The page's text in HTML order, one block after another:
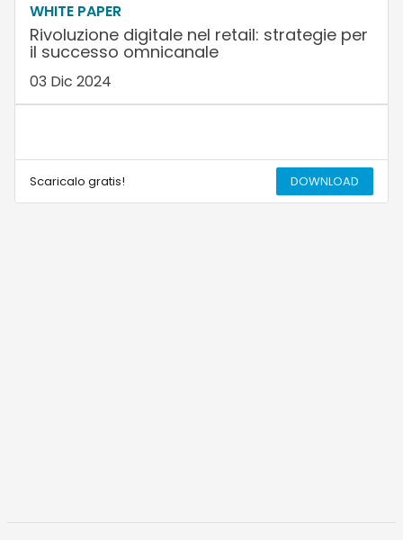
WHITE PAPER
Rivoluzione digitale nel retail: strategie per
il successo omnicanale
03 Dic 2024
Scaricalo gratis! DOWNLOAD